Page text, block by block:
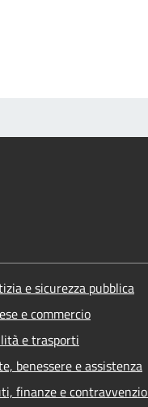
e sicurezza pubblica
e commercio
e trasporti
benessere e assistenza
finanze e